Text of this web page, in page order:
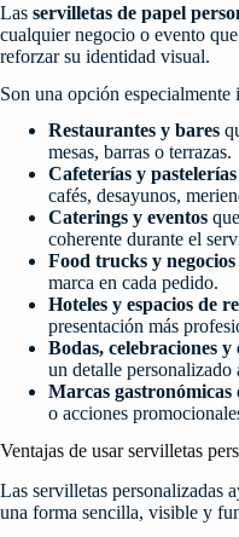
Las servilletas de papel
cualquier negocio o evento
reforzar su identidad visual.
Son una opción especialmente
Restaurantes y bares
mesas, barras o terrazas.
Cafeterías y pastelerías
cafés, desayunos,
Caterings y eventos
coherente durante el
Food trucks y
marca en cada pedido.
Hoteles y espacios de
presentación más
Bodas, celebraciones
un detalle personalizado
Marcas gastronómicas
o acciones
Ventajas de usar servilletas
Las servilletas personalizadas
una forma sencilla, visible y